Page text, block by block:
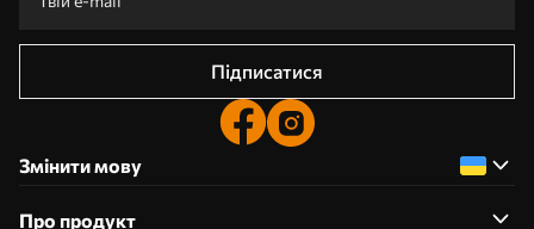
Підписатися
Змінити мову
Про продукт